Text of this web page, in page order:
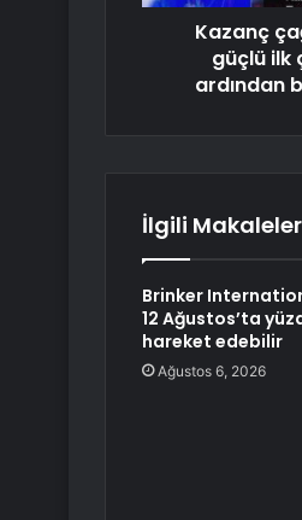
Kazanç
güçlü ilk
ardından
İlgili Makaleler
Brinker
12 Ağustos’ta
hareket edebilir
Ağustos 6, 2026